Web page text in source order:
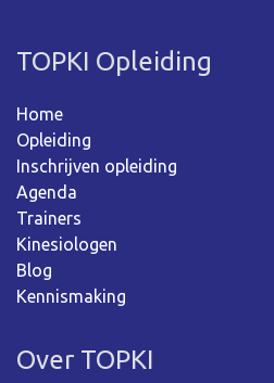
TOPKI Opleiding
Home
Opleiding
Inschrijven opleiding
Agenda
Trainers
Kinesiologen
Blog
Kennismaking
Over TOPKI